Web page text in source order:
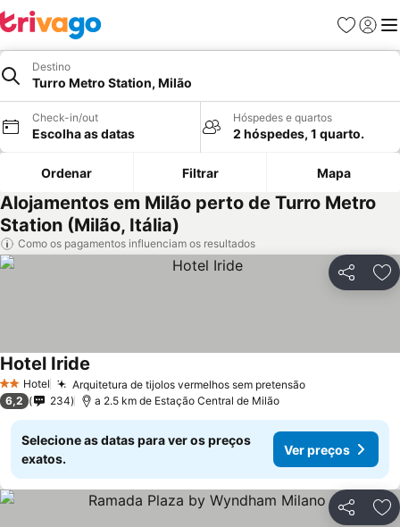
Favoritos
Iniciar
Destino
Turro Metro Station, Milão
Check-in/out
Escolha as datas
Hóspedes e quartos
2 hóspedes, 1 quarto.
Ordenar Filtrar Mapa
Alojamentos em Milão perto de Turro Metro
Station (Milão, Itália)
Como os pagamentos influenciam os resultados
Partilhar
2 Estrelas
Hotel Arquitetura de tijolos vermelhos sem pretensão
Hotel Iride
6,2 234 a 2.5 km de Estação Central de Milão
Selecione as datas para ver os preços
exatos.
Ver preços
Partilhar